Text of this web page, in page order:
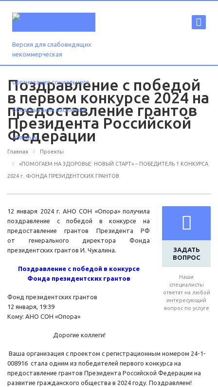
Версия для слабовидящих
Поздравление с победой
в первом конкурсе 2024 на
предоставление грантов
Президента Российской
Федерации
Главная Проекты
«ПОМОГАЕМ НА ЗДОРОВЬЕ: НОВЫЙ СТАРТ» – ПОБЕДИТЕЛЬ 1 КОНКУРСА
2024 г. ФОНДА ПРЕЗИДЕНТСКИХ ГРАНТОВ
ЗАДАТЬ
ВОПРОС
Наши
специалисты
ответят на любой
интересующий
вопрос по услуге
12 января 2024 г. АНО СОН «Опора» получила
поздравление с победой в конкурсе на
предоставление грантов Президента РФ
от генерального директора Фонда
президентских грантов И. Чукалина.
Поздравление с победой в конкурсе
Фонда президентских грантов
Фонд президентских грантов
12 января, 19:39
Кому: АНО СОН «Опора»
Дорогие коллеги!
Ваша организация с проектом с регистрационным номером 24-1-
008916 стала одним из победителей первого конкурса на
предоставление грантов Президента Российской Федерации на
развитие гражданского общества в 2024 году. Поздравляем!